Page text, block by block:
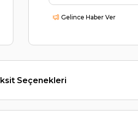
Gelince Haber Ver
Seçenekleri